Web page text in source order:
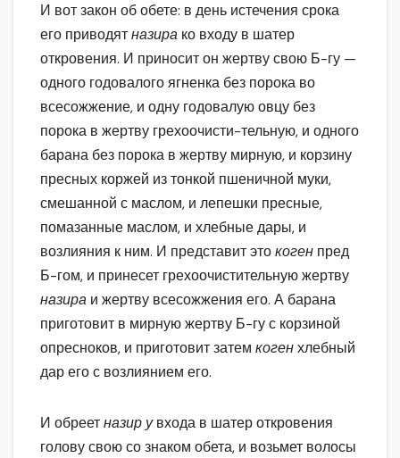
И вот закон об обете: в день истечения срока
его приводятназира ко входу в шатер
откровения. И приносит он жертву свою Б-гу —
одного годовалого ягненка без порока во
всесожжение, и одну годовалую овцу без
порока в жертву грехоочисти-тельную, и одного
барана без порока в жертву мирную, и корзину
пресных коржей из тонкой пшеничной муки,
смешанной с маслом, и лепешки пресные,
помазанные маслом, и хлебные дары, и
возлияния к ним. И представит этокоген пред
Б-гом, и принесет грехоочистительную жертву
назира и жертву всесожжения его. А барана
приготовит в мирную жертву Б-гу с корзиной
опресноков, и приготовит затем когенхлебный
дар его с возлиянием его.
И обреетназир увхода в шатер откровения
голову свою со знаком обета, и возьмет волосы